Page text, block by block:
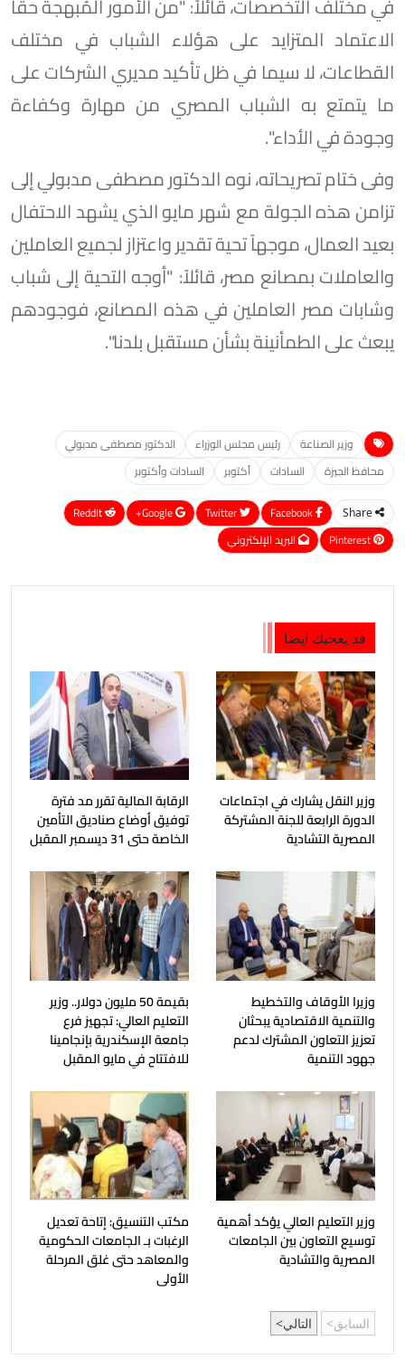
في مختلف التخصصات، قائلاً: "من الأمور المُبهجة حقاً
الاعتماد المتزايد على هؤلاء الشباب في مختلف
القطاعات، لا سيما في ظل تأكيد مديري الشركات على
ما يتمتع به الشباب المصري من مهارة وكفاءة
وجودة في الأداء".
وفى ختام تصريحاته، نوه الدكتور مصطفى مدبولي إلى
تزامن هذه الجولة مع شهر مايو الذي يشهد الاحتفال
بعيد العمال، موجهاً تحية تقدير واعتزاز لجميع العاملين
والعاملات بمصانع مصر، قائلاً: "أوجه التحية إلى شباب
وشابات مصر العاملين في هذه المصانع، فوجودهم
يبعث على الطمأنينة بشأن مستقبل بلدنا".
وزير الصناعة رئيس مجلس الوزراء
الدكتور مصطفى مدبولي
محافظ الجيزة
السادات أكتوبر السادات وأكتوبر
Share
Google+
ReddIt
Pinterest
البريد الإلكتروني
قد يعجبك ايضا
وزير النقل يشارك في اجتماعات
الدورة الرابعة للجنة المشتركة
المصرية التشادية
الرقابة المالية تقرر مد فترة
توفيق أوضاع صناديق التأمين
الخاصة حتى 31 ديسمبر المقبل
وزيرا الأوقاف والتخطيط
والتنمية الاقتصادية يبحثان
تعزيز التعاون المشترك لدعم
جهود التنمية
بقيمة 50 مليون دولار.. وزير
التعليم العالي: تجهيز فرع
جامعة الإسكندرية بإنجامينا
للافتتاح في مايو المقبل
وزير التعليم العالي يؤكد أهمية
توسيع التعاون بين الجامعات
المصرية والتشادية
مكتب التنسيق: إتاحة تعديل
الرغبات بـ الجامعات الحكومية
والمعاهد حتى غلق المرحلة
الأولى
السابق التالي